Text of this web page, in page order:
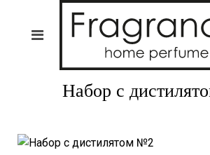
Набор с